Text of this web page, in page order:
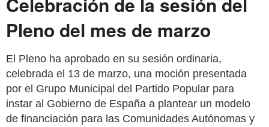
Pleno del mes de marzo
El Pleno ha aprobado en su sesión ordinaria,
celebrada el 13 de marzo, una moción presentada
por el Grupo Municipal del Partido Popular para
instar al Gobierno de España a plantear un modelo
de financiación para las Comunidades Autónomas y